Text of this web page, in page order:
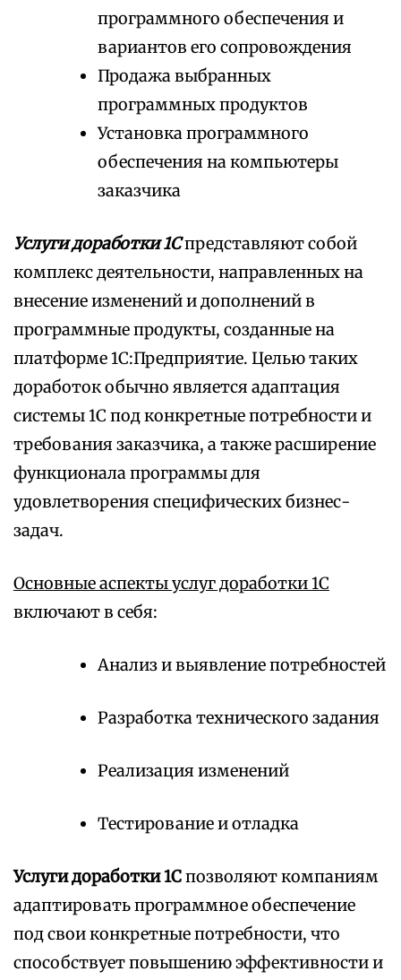
программного обеспечения и
вариантов его сопровождения
Продажа выбранных
программных продуктов
Установка программного
обеспечения на компьютеры
заказчика
Услуги доработки 1Спредставляют собой
комплекс деятельности, направленных на
внесение изменений и дополнений в
программные продукты, созданные на
платформе 1С:Предприятие. Целью таких
доработок обычно является адаптация
системы 1С под конкретные потребности и
требования заказчика, а также расширение
функционала программы для
удовлетворения специфических бизнес-
задач.
Основные аспекты услуг доработки 1С
включают в себя:
Анализ и выявление потребностей
Разработка технического задания
Реализация изменений
Тестирование и отладка
Услуги доработки 1Спозволяют компаниям
адаптировать программное обеспечение
под свои конкретные потребности, что
способствует повышению эффективности и